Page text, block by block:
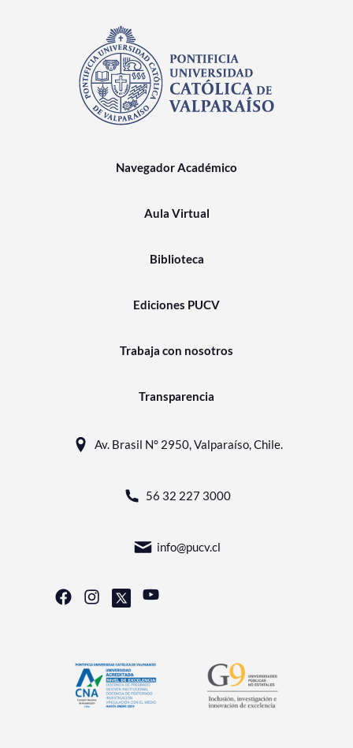
Navegador Académico
Aula Virtual
Biblioteca
Ediciones PUCV
Trabaja con nosotros
Transparencia
Av. Brasil N° 2950, Valparaíso, Chile.
56 32 227 3000
info@pucv.cl